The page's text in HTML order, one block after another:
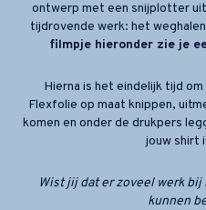
ontwerp met een snijplotter
tijdrovende werk: het
filmpje hieronder zie je
Hierna is het eindelijk tijd
Flexfolie op maat knippen,
komen en onder de drukpers
jouw shirt
Wist jij dat er zoveel werk
kunnen